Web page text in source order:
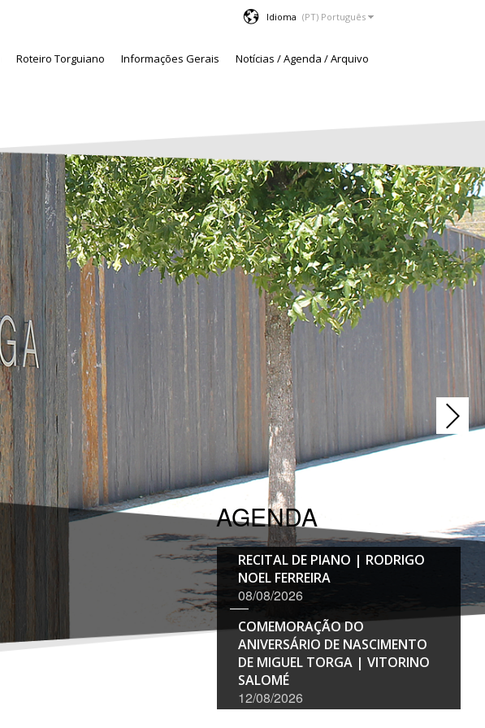
Idioma
Roteiro Torguiano Informações Gerais Notícias / Agenda / Arquivo
AGENDA
COMEMORAÇÃO DO
ANIVERSÁRIO DE NASCIMENTO
DE MIGUEL TORGA | VITORINO
SALOMÉ
12/08/2026
RECITAL DE PIANO | RODRIGO
NOEL FERREIRA
08/08/2026
COMEMORAÇÃO DO
ANIVERSÁRIO DE NASCIMENTO
DE MIGUEL TORGA | VITORINO
SALOMÉ
12/08/2026
RECITAL DE PIANO | RODRIGO